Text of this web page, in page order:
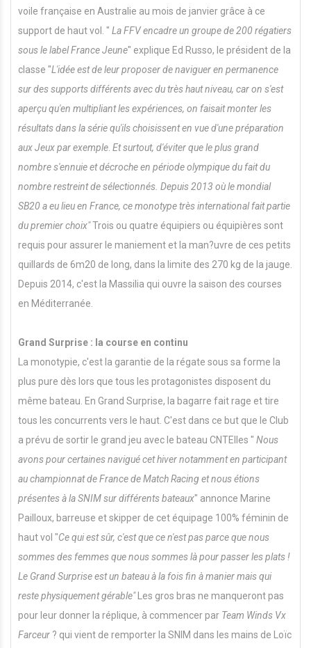
voile française en Australie au mois de janvier grâce à ce
support de haut vol. " La FFV encadre un groupe de 200 régatiers
sous le label France Jeune" explique Ed Russo, le président de la
classe "L'idée est de leur proposer de naviguer en permanence
sur des supports différents avec du très haut niveau, car on s'est
aperçu qu'en multipliant les expériences, on faisait monter les
résultats dans la série qu'ils choisissent en vue d'une préparation
aux Jeux par exemple. Et surtout, d'éviter que le plus grand
nombre s'ennuie et décroche en période olympique du fait du
nombre restreint de sélectionnés. Depuis 2013 où le mondial
SB20 a eu lieu en France, ce monotype très international fait partie
du premier choix"Trois ou quatre équipiers ou équipières sont
requis pour assurer le maniement et la man?uvre de ces petits
quillards de 6m20 de long, dans la limite des 270 kg de la jauge.
Depuis 2014, c'est la Massilia qui ouvre la saison des courses
en Méditerranée.
Grand Surprise : la course en continu
La monotypie, c'est la garantie de la régate sous sa forme la
plus pure dès lors que tous les protagonistes disposent du
même bateau. En Grand Surprise, la bagarre fait rage et tire
tous les concurrents vers le haut. C'est dans ce but que le Club
a prévu de sortir le grand jeu avec le bateau CNTElles " Nous
avons pour certaines navigué cet hiver notamment en participant
au championnat de France de Match Racing et nous étions
présentes à la SNIM sur différents bateaux" annonce Marine
Pailloux, barreuse et skipper de cet équipage 100% féminin de
haut vol "Ce qui est sûr, c'est que ce n'est pas parce que nous
sommes des femmes que nous sommes là pour passer les plats !
Le Grand Surprise est un bateau à la fois fin à manier mais qui
reste physiquement gérable" Les gros bras ne manqueront pas
pour leur donner la réplique, à commencer par Team Winds Vx
Farceur ? qui vient de remporter la SNIM dans les mains de Loïc